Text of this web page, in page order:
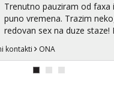
Trenutno pauziram od faxa
puno vremena. Trazim
redovan sex na duze staze! Klikni na link
kontakti ONA